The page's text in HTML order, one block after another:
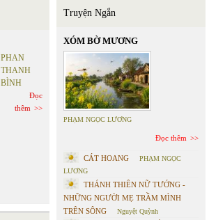
PHAN
THANH
BÌNH
Đọc
thêm
Truyện Ngắn
XÓM BỜ MƯƠNG
PHẠM NGỌC LƯƠNG
Đọc thêm
CÁT HOANG
PHẠM NGỌC
LƯƠNG
THÁNH THIÊN NỮ TƯỚNG -
NHỮNG NGƯỜI MẸ TRẦM MÌNH
TRÊN SÔNG
Nguyệt Quỳnh